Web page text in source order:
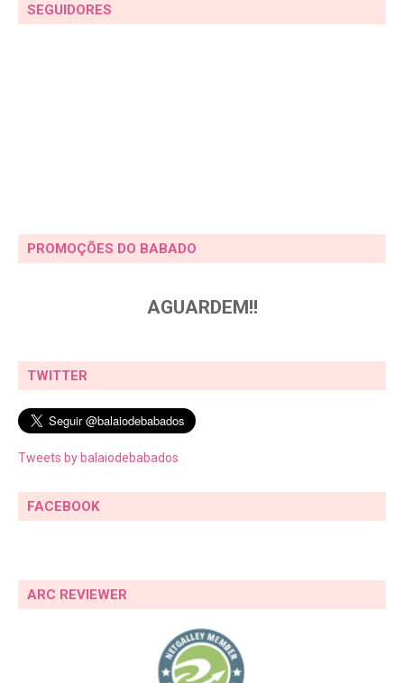
SEGUIDORES
PROMOÇÕES DO BABADO
AGUARDEM!!
TWITTER
Tweets by balaiodebabados
FACEBOOK
ARC REVIEWER